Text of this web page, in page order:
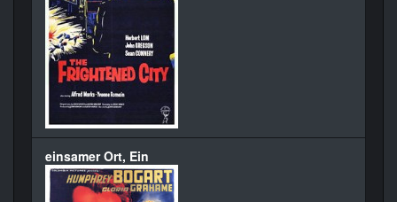
einsamer Ort, Ein